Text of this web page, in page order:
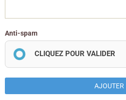
Anti-spam
CLIQUEZ POUR VALIDER
AJOUTER